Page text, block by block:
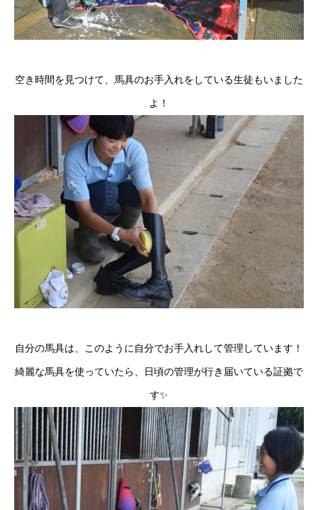
空き時間を見つけて、馬具のお手入れをしている生徒もいました
よ！
自分の馬具は、このように自分でお手入れして管理しています！
綺麗な馬具を使っていたら、日頃の管理が行き届いている証拠で
す✨